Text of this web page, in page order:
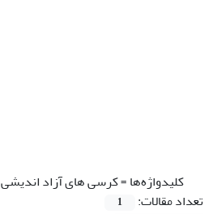
کلیدواژه‌ها =کرسی های آزاد اندیشی
تعداد مقالات:
1